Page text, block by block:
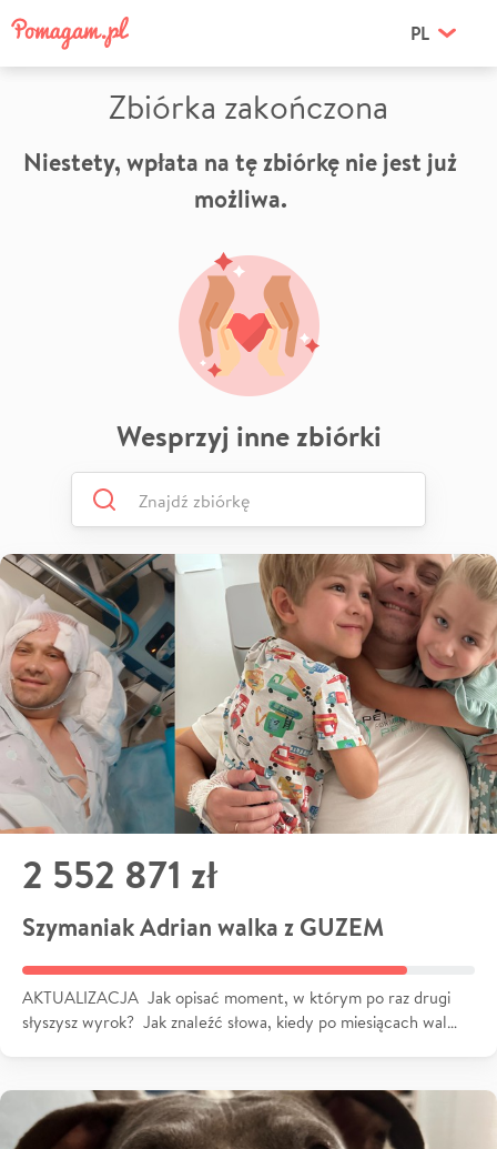
PL
Zbiórka zakończona
Niestety, wpłata na tę zbiórkę nie jest już
możliwa.
Wesprzyj inne zbiórki
2 552 871 zł
Szymaniak Adrian walka z GUZEM
AKTUALIZACJA Jak opisać moment, w którym po raz drugi
słyszysz wyrok? Jak znaleźć słowa, kiedy po miesiącach wal…